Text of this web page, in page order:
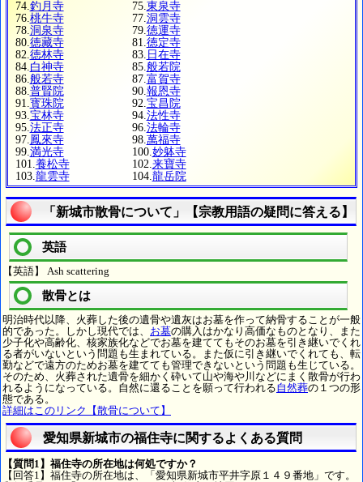
74. 釣月寺 75. 東泉寺
76. 桃牛寺 77. 洞雲寺
78. 洞泉寺 79. 徳運寺
80. 徳藏寺 81. 徳定寺
82. 徳林寺 83. 日在寺
84. 白神寺 85. 般若院
86. 般若寺 87. 富賀寺
88. 普賢院 90. 報恩寺
91. 寳珠院 92. 宝昌院
93. 宝林寺 94. 法性寺
95. 法正寺 96. 法輪寺
97. 鳳來寺 98. 萬福寺
99. 満光寺 100. 妙躰寺
101. 養松寺 102. 来寶寺
103. 龍雲寺 104. 龍岳院
「新城市散骨について」【宗教用語の疑問に答える】
英語
【英語】 Ash scattering
散骨とは
明治時代以降、火葬した後の遺骨や遺灰はお墓を作って納骨することが一般
的であった。しかし現代では、 お墓の購入はかなり高価なものとなり、また
少子化や高齢化、核家族化などでお墓を建ててもそのお墓を引き継いでくれ
る者がいないという問題も生まれている。また仮に引き継いでくれても、転
勤などで遠方のためお墓を建てても管理できないという問題も生じている。
そのため、火葬された遺骨を細かく砕いて山や海や川などにまく散骨が行わ
れるようになっている。自然に還ることを願って行われる自然葬の１つの形
態である。
詳細はこのリンク【散骨について】
愛知県新城市の福住寺に関するよくある質問
【質問1】福住寺の所在地は何処ですか？
【回答1】福住寺の所在地は、「愛知県新城市平井字原１４９番地」です。